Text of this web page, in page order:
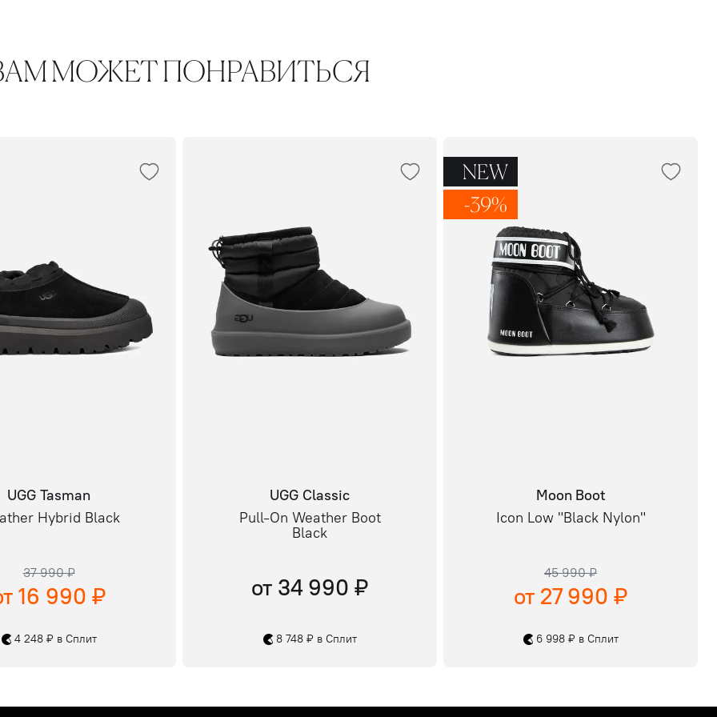
МОЖЕТ ПОНРАВИТЬСЯ
UGG Tasman
Hybrid Black
37 990 ₽
16 990 ₽
4 248 ₽ в Сплит
UGG Classic
Pull-On Weather Boot
Black
от 34 990 ₽
8 748 ₽ в Сплит
NEW
-39%
Moon Boot
Icon Low "Black Nylon"
45 990 ₽
от 27 990 ₽
6 998 ₽ в Сплит